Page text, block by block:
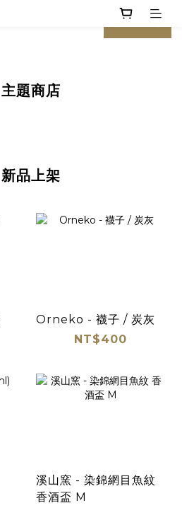
prev next
主題商店
新品上架
Orneko - 襪子 / 炭灰
NT$400
溪山窯 - 染錦網目魚紋
香酒盃 M